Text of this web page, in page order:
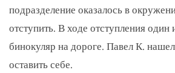
подразделение оказалось в
отступить. В ходе отступления один
бинокуляр на дороге. Павел К.
оставить себе.